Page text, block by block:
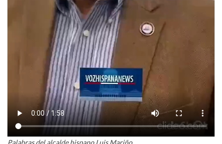
Palabras del alcalde hispano Luis Mariño.